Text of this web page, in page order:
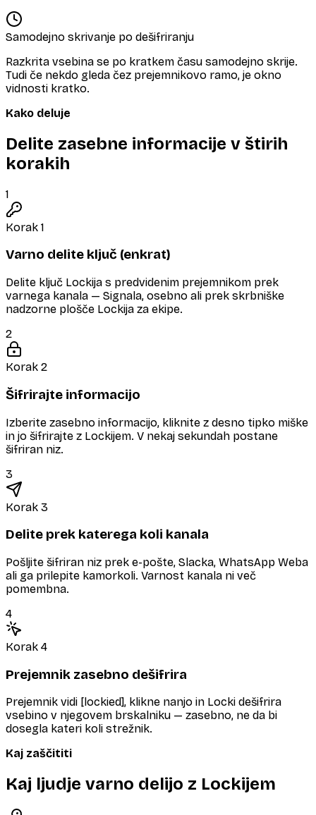
Samodejno skrivanje po dešifriranju
Razkrita vsebina se po kratkem času samodejno skrije.
Tudi če nekdo gleda čez prejemnikovo ramo, je okno
vidnosti kratko.
Kako deluje
Delite zasebne informacije v štirih
korakih
1
Korak 1
Varno delite ključ (enkrat)
Delite ključ Lockija s predvidenim prejemnikom prek
varnega kanala — Signala, osebno ali prek skrbniške
nadzorne plošče Lockija za ekipe.
2
Korak 2
Šifrirajte informacijo
Izberite zasebno informacijo, kliknite z desno tipko miške
in jo šifrirajte z Lockijem. V nekaj sekundah postane
šifriran niz.
3
Korak 3
Delite prek katerega koli kanala
Pošljite šifriran niz prek e-pošte, Slacka, WhatsApp Weba
ali ga prilepite kamorkoli. Varnost kanala ni več
pomembna.
4
Korak 4
Prejemnik zasebno dešifrira
Prejemnik vidi [lockied], klikne nanjo in Locki dešifrira
vsebino v njegovem brskalniku — zasebno, ne da bi
dosegla kateri koli strežnik.
Kaj zaščititi
Kaj ljudje varno delijo z Lockijem